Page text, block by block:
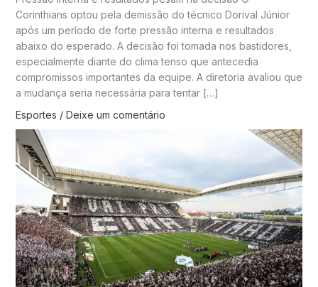
Corinthians optou pela demissão do técnico Dorival Júnior
após um período de forte pressão interna e resultados
abaixo do esperado. A decisão foi tomada nos bastidores,
especialmente diante do clima tenso que antecedia
compromissos importantes da equipe. A diretoria avaliou que
a mudança seria necessária para tentar […]
Esportes / Deixe um comentário